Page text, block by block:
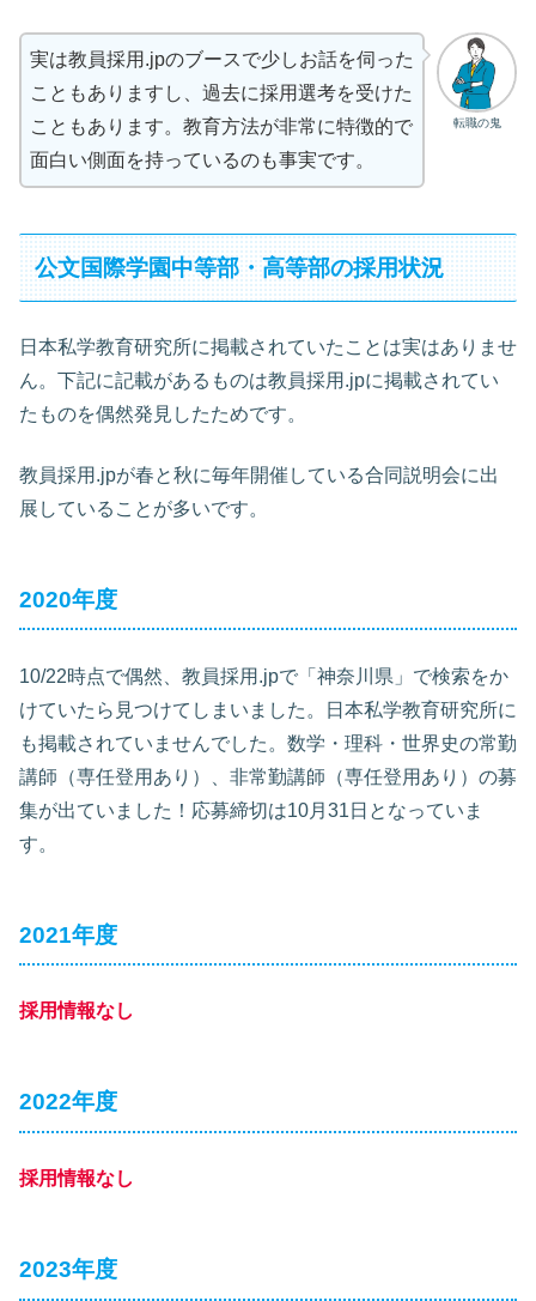
転職の鬼
実は教員採用.jpのブースで少しお話を伺った
こともありますし、過去に採用選考を受けた
こともあります。教育方法が非常に特徴的で
面白い側面を持っているのも事実です。
公文国際学園中等部・高等部の採用状況
日本私学教育研究所に掲載されていたことは実はありませ
ん。下記に記載があるものは教員採用.jpに掲載されてい
たものを偶然発見したためです。
教員採用.jpが春と秋に毎年開催している合同説明会に出
展していることが多いです。
2020年度
10/22時点で偶然、教員採用.jpで「神奈川県」で検索をか
けていたら見つけてしまいました。日本私学教育研究所に
も掲載されていませんでした。数学・理科・世界史の常勤
講師（専任登用あり）、非常勤講師（専任登用あり）の募
集が出ていました！応募締切は10月31日となっていま
す。
2021年度
採用情報なし
2022年度
採用情報なし
2023年度